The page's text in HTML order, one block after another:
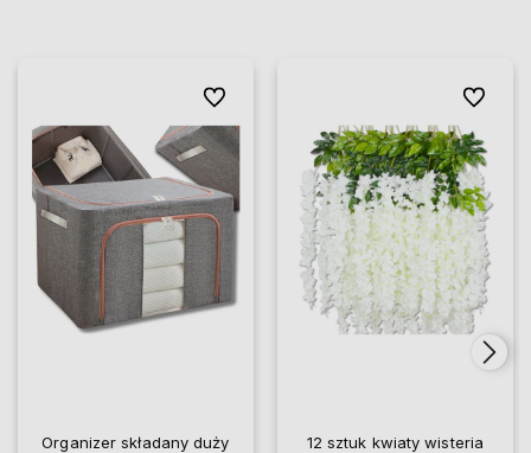
Organizer składany duży
Do ulubionych
12 sztuk kwiaty wisteria
Do